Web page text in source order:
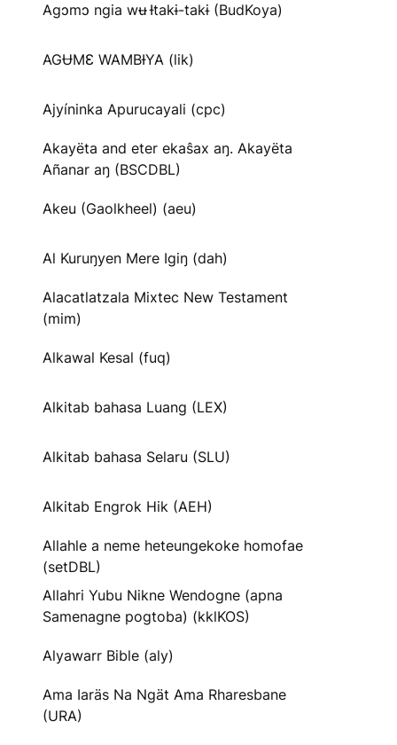
Agɔmɔ ngia wʉ Ɨtakɨ-takɨ (BudKoya)
AGɄMƐ WAMBƗYA (lik)
Ajyíninka Apurucayali (cpc)
Akayëta and eter ekaŝax aŋ. Akayëta
Añanar aŋ (BSCDBL)
Akeu (Gaolkheel) (aeu)
Al Kuruŋyen Mere Igiŋ (dah)
Alacatlatzala Mixtec New Testament
(mim)
Alkawal Kesal (fuq)
Alkitab bahasa Luang (LEX)
Alkitab bahasa Selaru (SLU)
Alkitab Engrok Hik (AEH)
Allahle a neme heteungekoke homofae
(setDBL)
Allahri Yubu Nikne Wendogne (apna
Samenagne pogtoba) (kklKOS)
Alyawarr Bible (aly)
Ama Iaräs Na Ngät Ama Rharesbane
(URA)